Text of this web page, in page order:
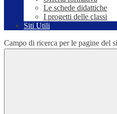
Le schede didattiche
I progetti delle classi
Siti Utili
Campo di ricerca per le pagine del